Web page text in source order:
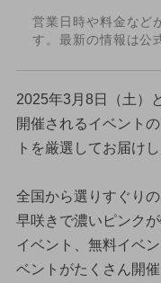
営業日時や料金など
す。最新の情報は公
2025年3月8日（土）
開催されるイベント
トを厳選してお届けし
全国から選りすぐり
早咲きで濃いピンク
イベント、無料イベ
ベントがたくさん開